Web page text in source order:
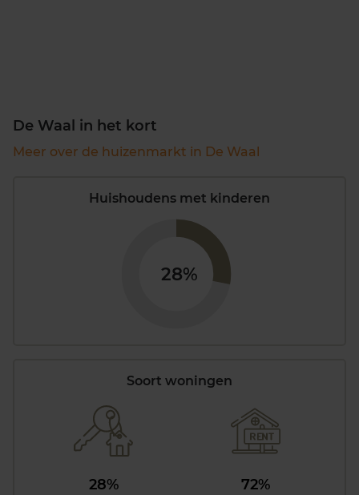
De Waal in het kort
Meer over de huizenmarkt in De Waal
Huishoudens met kinderen
28%
Soort woningen
28%
72%